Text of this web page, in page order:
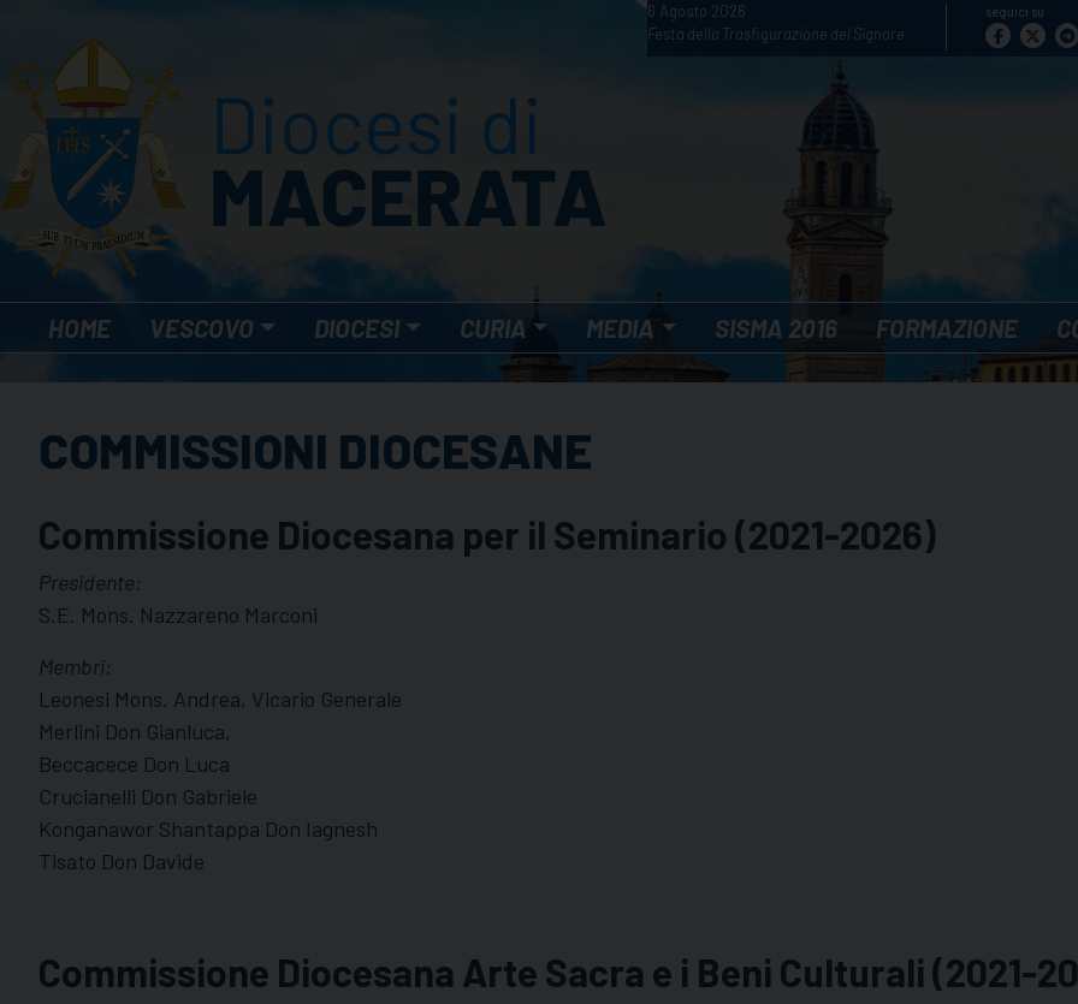
content
6 Agosto 2026
Festa della Trasfigurazione del Signore
seguici su
HOME VESCOVO DIOCESI CURIA MEDIA SISMA 2016 FORMAZIONE
COMMISSIONI DIOCESANE
Commissione Diocesana per il Seminario (2021-2026)
Presidente:
S.E. Mons. Nazzareno Marconi
Membri:
Leonesi Mons. Andrea, Vicario Generale
Merlini Don Gianluca,
Beccacece Don Luca
Crucianelli Don Gabriele
Konganawor Shantappa Don Iagnesh
Tisato Don Davide
Commissione Diocesana Arte Sacra e i Beni Culturali (2021-